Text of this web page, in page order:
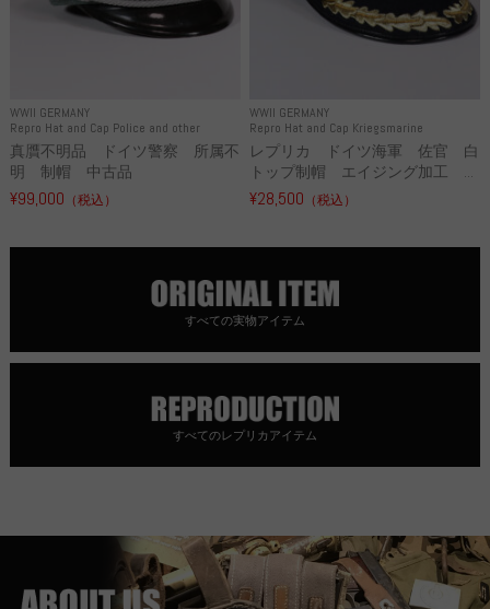
WWII GERMANY
Repro Hat and Cap Police and other
真贋不明品 ドイツ警察 所属不
明 制帽 中古品
¥99,000 （税込）
WWII GERMANY
Repro Hat and Cap Kriegsmarine
レプリカ ドイツ海軍 佐官 白
トップ制帽 エイジング加工 ...
¥28,500 （税込）
すべての実物アイテム
すべてのレプリカアイテム